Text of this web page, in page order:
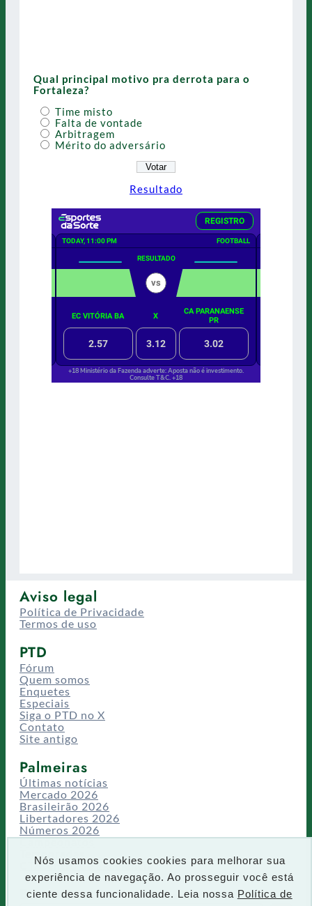
Nós usamos cookies cookies para melhorar sua
experiência de navegação. Ao prosseguir você está
ciente dessa funcionalidade. Leia nossa Política de
Qual principal motivo pra derrota para o
Fortaleza?
Time misto
Falta de vontade
Arbitragem
Mérito do adversário
Resultado
Aviso legal
Política de Privacidade
Termos de uso
PTD
Fórum
Quem somos
Enquetes
Especiais
Siga o PTD no X
Contato
Site antigo
Palmeiras
Últimas notícias
Mercado 2026
Brasileirão 2026
Libertadores 2026
Números 2026
Campeonatos
CT/Centro de Excelência
Busca